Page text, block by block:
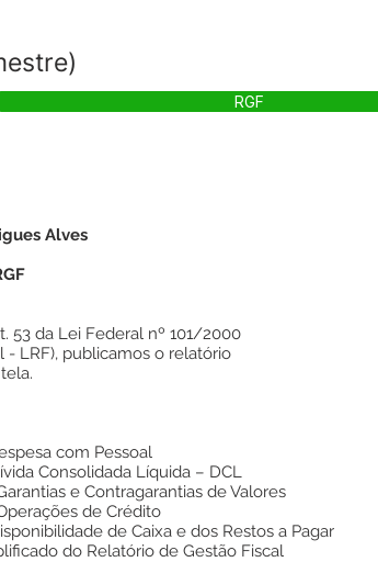
RGF
Alves
53 da Lei Federal nº 101/2000
- LRF), publicamos o relatório
com Pessoal
Consolidada Líquida – DCL
e Contragarantias de Valores
de Crédito
de Caixa e dos Restos a Pagar
do Relatório de Gestão Fiscal